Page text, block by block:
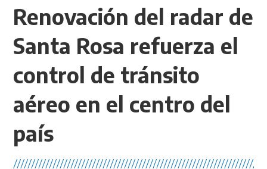
Renovación del radar de
Santa Rosa refuerza el
control de tránsito
aéreo en el centro del
país